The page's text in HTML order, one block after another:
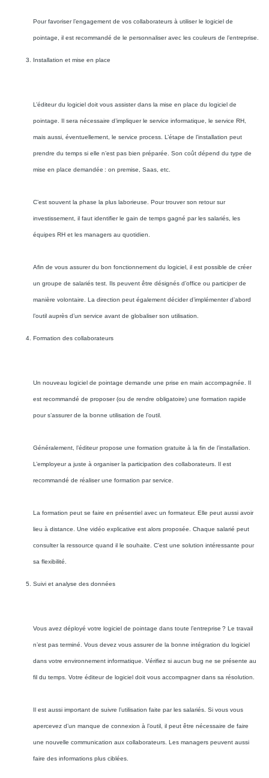
Pour favoriser l’engagement de vos collaborateurs à utiliser le logiciel de
pointage, il est recommandé de le personnaliser avec les couleurs de l’entreprise.
Installation et mise en place
L’éditeur du logiciel doit vous assister dans la mise en place du logiciel de
pointage. Il sera nécessaire d’impliquer le service informatique, le service RH,
mais aussi, éventuellement, le service process. L’étape de l’installation peut
prendre du temps si elle n’est pas bien préparée. Son coût dépend du type de
mise en place demandée : on premise, Saas, etc.
C’est souvent la phase la plus laborieuse. Pour trouver son retour sur
investissement, il faut identifier le gain de temps gagné par les salariés, les
équipes RH et les managers au quotidien.
Afin de vous assurer du bon fonctionnement du logiciel, il est possible de créer
un groupe de salariés test. Ils peuvent être désignés d’office ou participer de
manière volontaire. La direction peut également décider d’implémenter d’abord
l’outil auprès d’un service avant de globaliser son utilisation.
Formation des collaborateurs
Un nouveau logiciel de pointage demande une prise en main accompagnée. Il
est recommandé de proposer (ou de rendre obligatoire) une formation rapide
pour s’assurer de la bonne utilisation de l’outil.
Généralement, l’éditeur propose une formation gratuite à la fin de l’installation.
L’employeur a juste à organiser la participation des collaborateurs. Il est
recommandé de réaliser une formation par service.
La formation peut se faire en présentiel avec un formateur. Elle peut aussi avoir
lieu à distance. Une vidéo explicative est alors proposée. Chaque salarié peut
consulter la ressource quand il le souhaite. C’est une solution intéressante pour
sa flexibilité.
Suivi et analyse des données
Vous avez déployé votre logiciel de pointage dans toute l’entreprise ? Le travail
n’est pas terminé. Vous devez vous assurer de la bonne intégration du logiciel
dans votre environnement informatique. Vérifiez si aucun bug ne se présente au
fil du temps. Votre éditeur de logiciel doit vous accompagner dans sa résolution.
Il est aussi important de suivre l’utilisation faite par les salariés. Si vous vous
apercevez d’un manque de connexion à l’outil, il peut être nécessaire de faire
une nouvelle communication aux collaborateurs. Les managers peuvent aussi
faire des informations plus ciblées.